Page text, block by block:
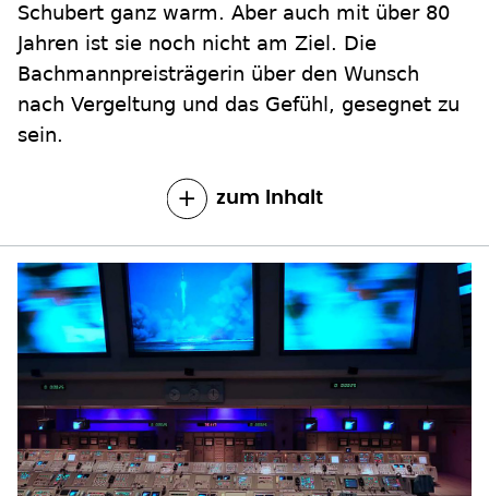
Schubert ganz warm. Aber auch mit über 80
Jahren ist sie noch nicht am Ziel. Die
Bachmannpreisträgerin über den Wunsch
nach Vergeltung und das Gefühl, gesegnet zu
sein.
zum Inhalt